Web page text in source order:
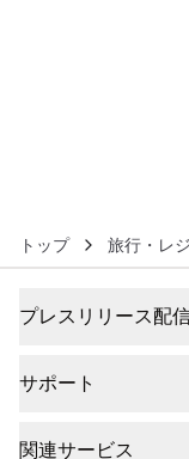
トップ 旅行・レ
プレスリリース配
サポート
関連サービス